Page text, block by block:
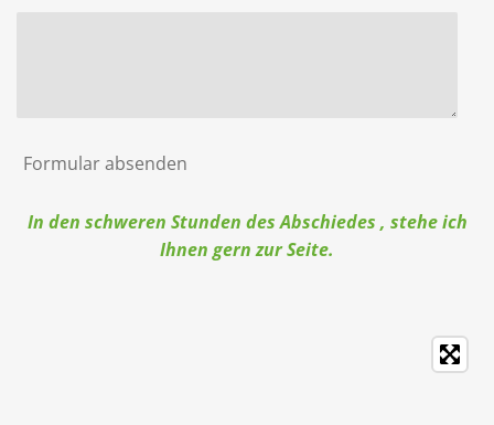
Formular absenden
In den schweren Stunden des Abschiedes , stehe ich
Ihnen gern zur Seite.